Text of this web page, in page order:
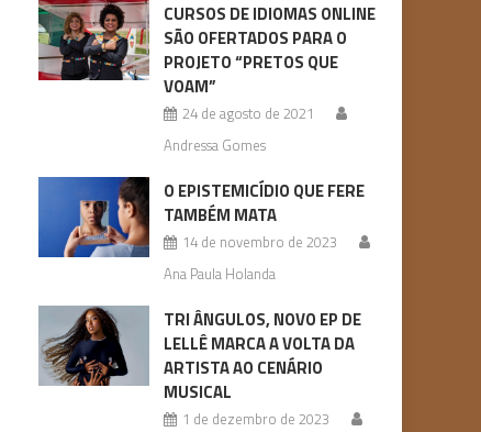
CURSOS DE IDIOMAS ONLINE
SÃO OFERTADOS PARA O
PROJETO “PRETOS QUE
VOAM”
24 de agosto de 2021
Andressa Gomes
O EPISTEMICÍDIO QUE FERE
TAMBÉM MATA
14 de novembro de 2023
Ana Paula Holanda
TRI ÂNGULOS, NOVO EP DE
LELLÊ MARCA A VOLTA DA
ARTISTA AO CENÁRIO
MUSICAL
1 de dezembro de 2023